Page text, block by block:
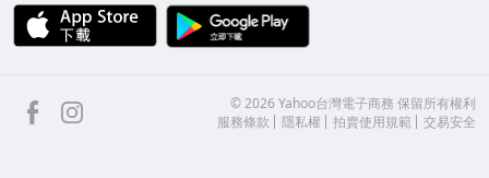
APP Store
facebook ©2026 Yahoo台灣電子商務 保留所有權利
服務條款
隱私權 拍賣使用規範 交易安全